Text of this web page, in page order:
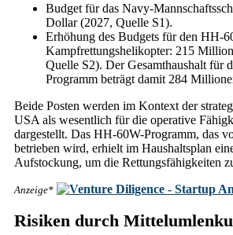
Budget für das Navy-
Dollar (2027, Quelle S1).
Erhöhung des Budgets für den HH-
Kampfrettungshelikopter: 215
Quelle S2). Der Gesamthaushalt für
Programm beträgt damit 284
Beide Posten werden im Kontext der
USA als wesentlich für die operative
dargestellt. Das HH-60W-Programm, das
betrieben wird, erhielt im Haushaltsplan
Aufstockung, um die Rettungsfähigkeiten
Anzeige*
Risiken durch